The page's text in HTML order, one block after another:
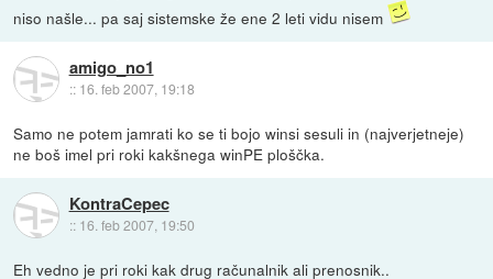
niso našle... pa saj sistemske že ene 2 leti vidu nisem
amigo_no1
:: 16. feb 2007, 19:18
Samo ne potem jamrati ko se ti bojo winsi sesuli in (najverjetneje)
ne boš imel pri roki kakšnega winPE ploščka.
KontraCepec
:: 16. feb 2007, 19:50
Eh vedno je pri roki kak drug računalnik ali prenosnik..